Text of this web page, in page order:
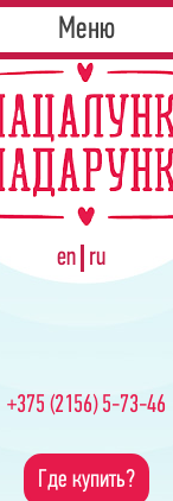
ОДО ПКФ "Аржаница"
en ru
+375 (2156) 5-73-46
Где купить?
Меню